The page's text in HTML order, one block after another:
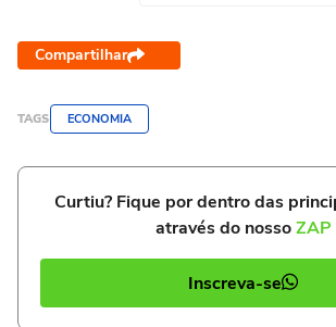
Compartilhar
TAGS ECONOMIA
Curtiu? Fique por dentro das
através do nossoZAP
Inscreva-se